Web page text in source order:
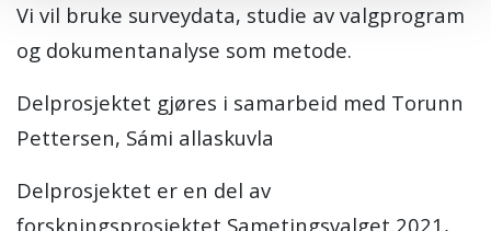
Vi vil bruke surveydata, studie av valgprogram
og dokumentanalyse som metode.
Delprosjektet gjøres i samarbeid med Torunn
Pettersen, Sámi allaskuvla
Delprosjektet er en del av
forskningsprosjektet Sametingsvalget 2021,